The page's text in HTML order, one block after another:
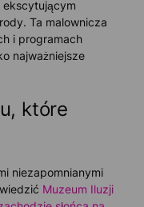
Ta malownicza
i programach
najważniejsze
które
niezapomnianymi
Muzeum Iluzji